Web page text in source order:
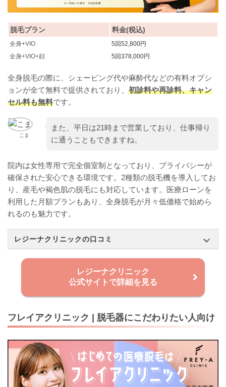
脱毛プラン 料金(税込)
全身+VIO
5回52,800円
全身+VIO+顔
5回378,000円
全身脱毛の際に、シェービング代や麻酔代などの有料オプシ
ョンが全て無料で提供されており、 初診料や再診料、キャン
セル料も無料です。
こま
また、平日は21時まで営業しており、仕事帰り
に通うこともできますね。
院内は女性専用で完全個室制となっており、プライバシーが
確保された安心できる環境です。2種類の脱毛機を導入してお
り、産毛や褐色肌の脱毛にも対応しています。医療ローンを
利用した月額プランもあり、全身脱毛が月々低価格で始めら
れるのも魅力です。
レジーナクリニックの口コミ
レジーナクリニック
公式サイトで詳細を見る
フレイアクリニック | 脱毛器にこだわりたい人向け